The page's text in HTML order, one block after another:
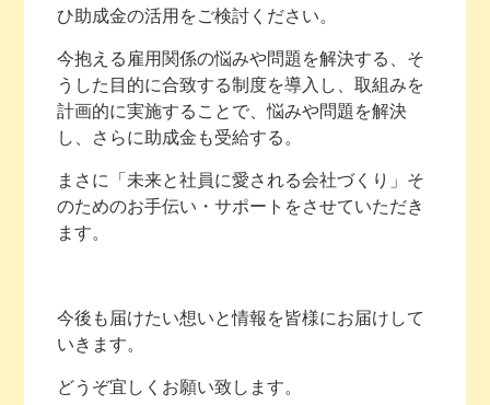
ひ助成金の活用をご検討ください。
今抱える雇用関係の悩みや問題を解決する、そ
うした目的に合致する制度を導入し、取組みを
計画的に実施することで、悩みや問題を解決
し、さらに助成金も受給する。
まさに「未来と社員に愛される会社づくり」そ
のためのお手伝い・サポートをさせていただき
ます。
今後も届けたい想いと情報を皆様にお届けして
いきます。
どうぞ宜しくお願い致します。